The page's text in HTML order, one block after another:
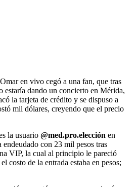
en vivo cegó a una fan, que tras
estaría dando un concierto en Mérida,
la tarjeta de crédito y se dispuso a
mil dólares, creyendo que el precio
la usuario @med.pro.elección en
con 23 mil pesos tras
VIP, la cual al principio le pareció
costo de la entrada estaba en pesos;